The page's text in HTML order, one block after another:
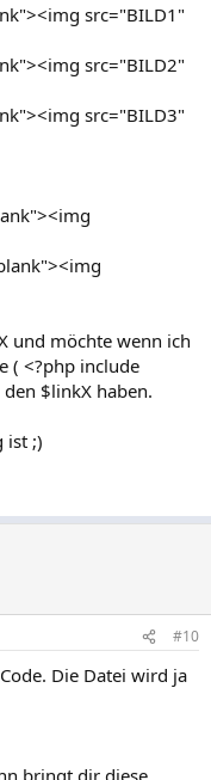
src="BILD1"
src="BILD2"
src="BILD3"
und möchte wenn ich
( <?php include
$linkX haben.
ist ;)
#10
Die Datei wird ja
bringt dir diese